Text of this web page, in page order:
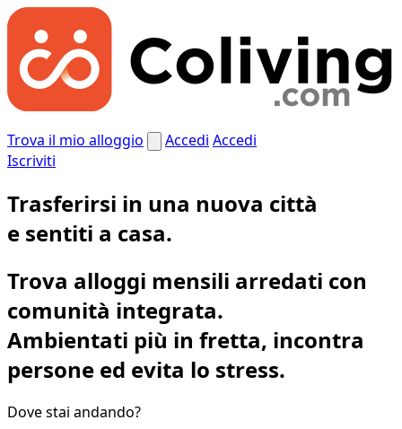
Trova il mio alloggio Accedi Accedi
Iscriviti
Trasferirsi in una nuova città
e sentiti a casa.
Trova alloggi mensili arredati con
comunità integrata.
Ambientati più in fretta, incontra
persone ed evita lo stress.
Dove stai andando?